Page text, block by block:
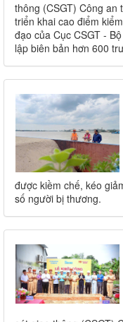
thông (CSGT) Công
triển khai cao điểm
đạo của Cục CSGT -
lập biên bản hơn 600
được kiềm chế, kéo
số người bị thương.